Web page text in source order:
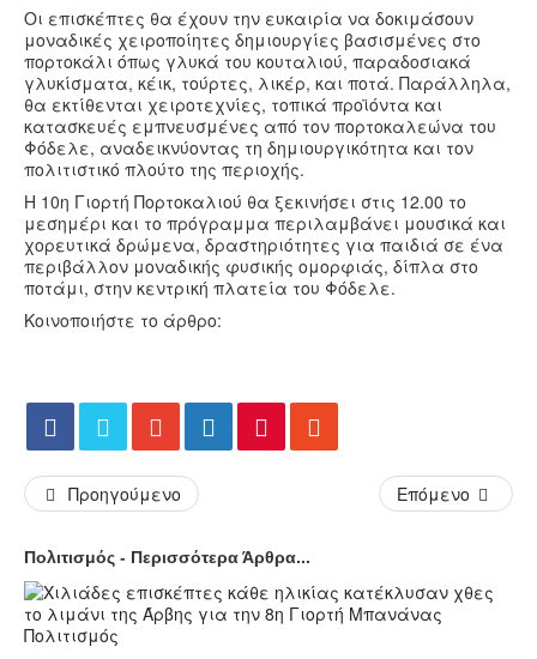
Οι επισκέπτες θα έχουν την ευκαιρία να δοκιμάσουν
μοναδικές χειροποίητες δημιουργίες βασισμένες στο
πορτοκάλι όπως γλυκά του κουταλιού, παραδοσιακά
γλυκίσματα, κέικ, τούρτες, λικέρ, και ποτά. Παράλληλα,
θα εκτίθενται χειροτεχνίες, τοπικά προϊόντα και
κατασκευές εμπνευσμένες από τον πορτοκαλεώνα του
Φόδελε, αναδεικνύοντας τη δημιουργικότητα και τον
πολιτιστικό πλούτο της περιοχής.
Η 10η Γιορτή Πορτοκαλιού θα ξεκινήσει στις 12.00 το
μεσημέρι και το πρόγραμμα περιλαμβάνει μουσικά και
χορευτικά δρώμενα, δραστηριότητες για παιδιά σε ένα
περιβάλλον μοναδικής φυσικής ομορφιάς, δίπλα στο
ποτάμι, στην κεντρική πλατεία του Φόδελε.
Κοινοποιήστε το άρθρο:
Προηγούμενο Επόμενο
Πολιτισμός - Περισσότερα Άρθρα...
Πολιτισμός